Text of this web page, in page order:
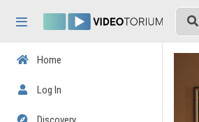
Home
Log In